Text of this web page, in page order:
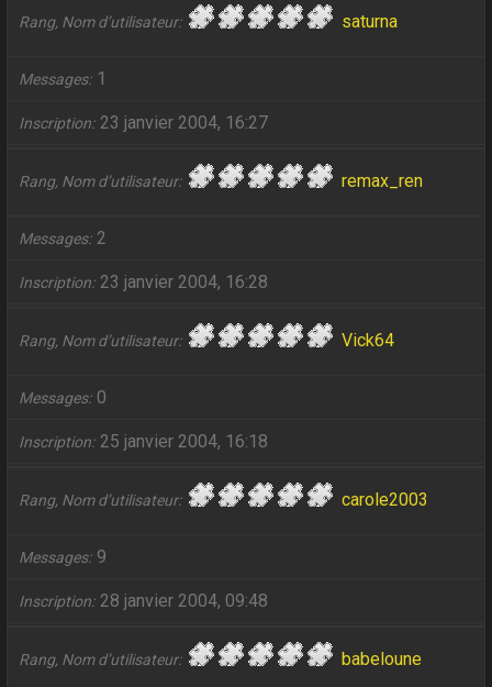
Rang, Nom d’utilisateur saturna
Messages 1
Inscription 23 janvier 2004, 16:27
Rang, Nom d’utilisateur remax_ren
Messages 2
Inscription 23 janvier 2004, 16:28
Rang, Nom d’utilisateur Vick64
Messages 0
Inscription 25 janvier 2004, 16:18
Rang, Nom d’utilisateur carole2003
Messages 9
Inscription 28 janvier 2004, 09:48
Rang, Nom d’utilisateur babeloune